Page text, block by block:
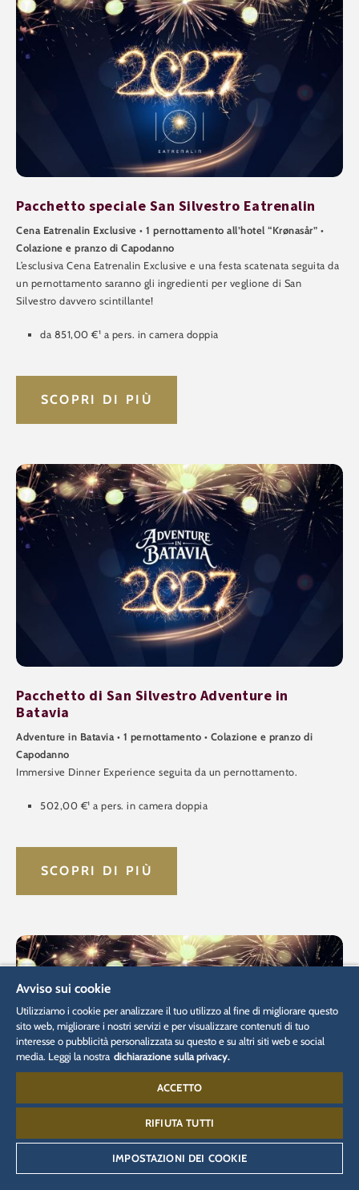
Pacchetto speciale San Silvestro Eatrenalin
Cena Eatrenalin Exclusive • 1 pernottamento all’hotel “Krønasår” •
Colazione e pranzo di Capodanno
L’esclusiva Cena Eatrenalin Exclusive e una festa scatenata seguita da
un pernottamento saranno gli ingredienti per veglione di San
Silvestro davvero scintillante!
da 851,00 €¹ a pers. in camera doppia
SCOPRI DI PIÙ
Pacchetto di San Silvestro Adventure in
Batavia
Adventure in Batavia • 1 pernottamento • Colazione e pranzo di
Capodanno
Immersive Dinner Experience seguita da un pernottamento.
502,00 €¹ a pers. in camera doppia
SCOPRI DI PIÙ
Pacchetto Europa-Park Dinner-Show di San
Avviso sui cookie
Utilizziamo i cookie per analizzare il tuo utilizzo al fine di migliorare questo
sito web, migliorare i nostri servizi e per visualizzare contenuti di tuo
interesse o pubblicità personalizzata su questo e su altri siti web e social
media. Leggi la nostra dichiarazione sulla privacy.
ACCETTO
RIFIUTA TUTTI
IMPOSTAZIONI DEI COOKIE